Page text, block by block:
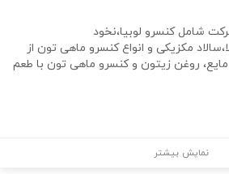
شامل کنسرو لوبیا،نخود
مکزیکی و انواع کنسرو ماهی تون از
روغن زیتون و کنسرو ماهی تون با طعم
نمایش بیشتر